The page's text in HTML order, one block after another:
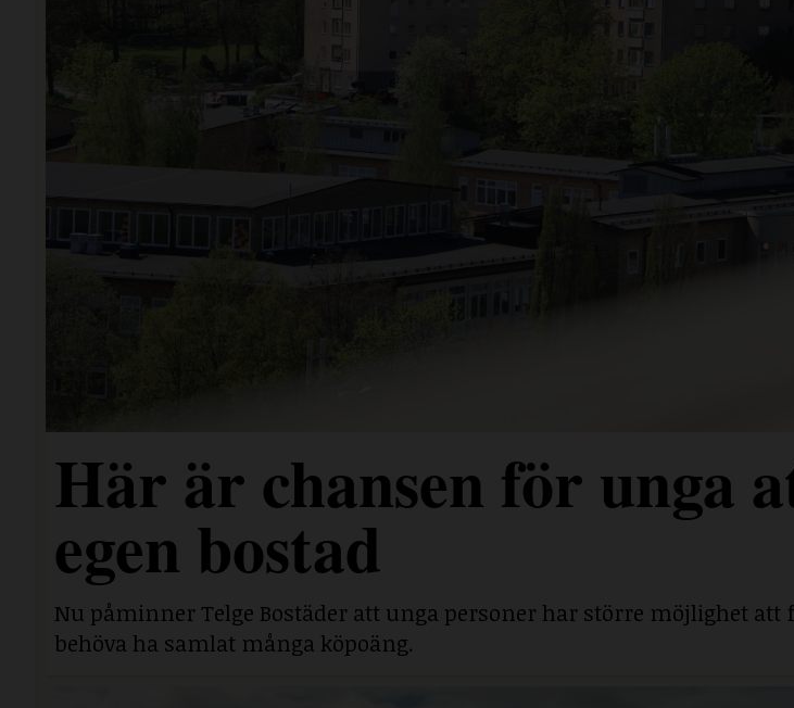
Här är chansen för unga
egen bostad
Nu påminner Telge Bostäder att unga personer har större möjlighet att
behöva ha samlat många köpoäng.